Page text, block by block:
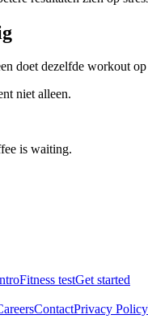
doet dezelfde workout
niet alleen.
is waiting.
Fitness testGet started
ContactPrivacy Policy